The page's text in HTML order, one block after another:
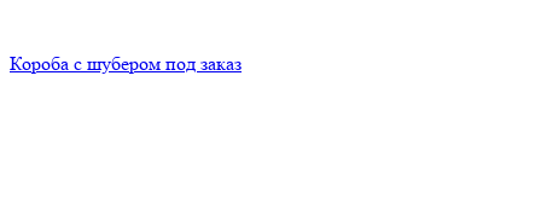
Короба с шубером под заказ